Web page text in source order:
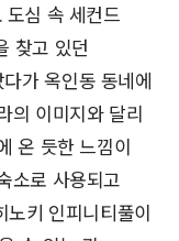
심 속 세컨드
찾고 있던
가 옥인동 동네에
의 이미지와 달리
온 듯한 느낌이
소로 사용되고
키 인피니티풀이